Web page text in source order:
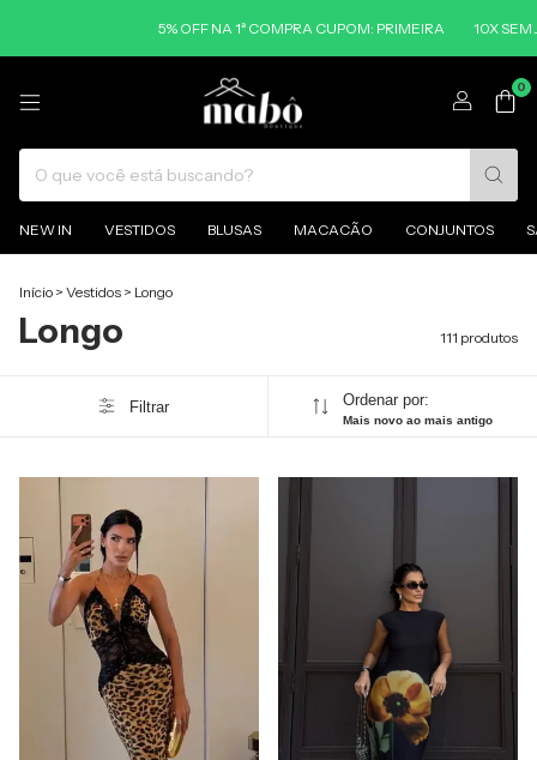
OFF NA 1ª COMPRA CUPOM: PRIMEIRA 10X SEM JUROS NO CARTÃO
0
NEW IN VESTIDOS BLUSAS MACACÃO CONJUNTOS
Início > Vestidos > Longo
Longo 111 produtos
Filtrar Ordenar por:
Mais novo ao mais antigo